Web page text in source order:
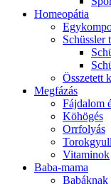
Homeopátia
Schüssler
Összetett
Megfázás
Fájdalom
Köhögés
Orrfolyás
Vitaminok
Baba-mama
Babáknak